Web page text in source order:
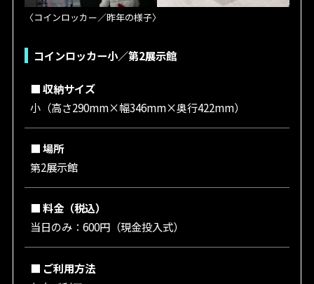
〈コインロッカー／昨年の様子〉
コインロッカー小／第2展示館
■ 収納サイズ
小（高さ290mm×幅346mm×奥行422mm）
■ 場所
第2展示館
■ 料金（税込）
当日のみ：600円（現金投入式）
■ ご利用方法